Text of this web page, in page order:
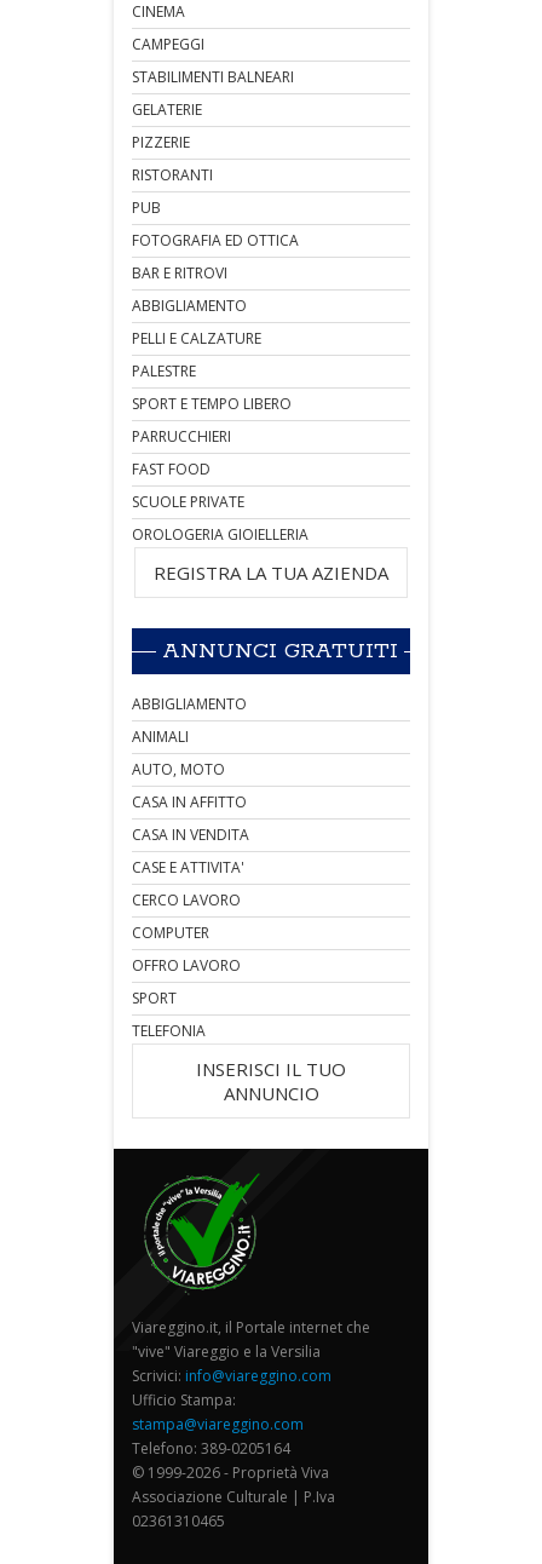
CINEMA
CAMPEGGI
STABILIMENTI BALNEARI
GELATERIE
PIZZERIE
RISTORANTI
PUB
FOTOGRAFIA ED OTTICA
BAR E RITROVI
ABBIGLIAMENTO
PELLI E CALZATURE
PALESTRE
SPORT E TEMPO LIBERO
PARRUCCHIERI
FAST FOOD
SCUOLE PRIVATE
OROLOGERIA GIOIELLERIA
REGISTRA LA TUA AZIENDA
ANNUNCI GRATUITI
ABBIGLIAMENTO
ANIMALI
AUTO, MOTO
CASA IN AFFITTO
CASA IN VENDITA
CASE E ATTIVITA'
CERCO LAVORO
COMPUTER
OFFRO LAVORO
SPORT
TELEFONIA
INSERISCI IL TUO
ANNUNCIO
Viareggino.it, il Portale internet che
"vive" Viareggio e la Versilia
Scrivici: info@viareggino.com
Ufficio Stampa:
stampa@viareggino.com
Telefono: 389-0205164
© 1999-2026 - Proprietà Viva
Associazione Culturale | P.Iva
02361310465